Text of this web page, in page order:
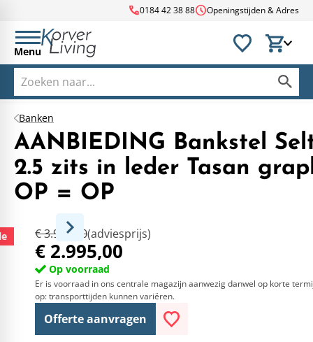
call0184 42 38 88scheduleOpeningstijden & Adres
Menu
Banken
AANBIEDING Bankstel
2.5 zits in leder Tasan
OP = OP
€ 3.959,00(adviesprijs)
€ 2.995,00
Op voorraad
Er is voorraad in ons centrale magazijn aanwezig danwel op korte
op: transporttijden kunnen variëren.
Offerte aanvragen